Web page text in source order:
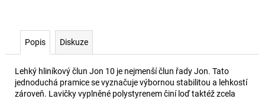
Popis Diskuze
Lehký hliníkový člun Jon 10 je nejmenší člun řady Jon. Tato
jednoduchá pramice se vyznačuje výbornou stabilitou a lehkostí
zároveň. Lavičky vyplněné polystyrenem činí loď taktéž zcela